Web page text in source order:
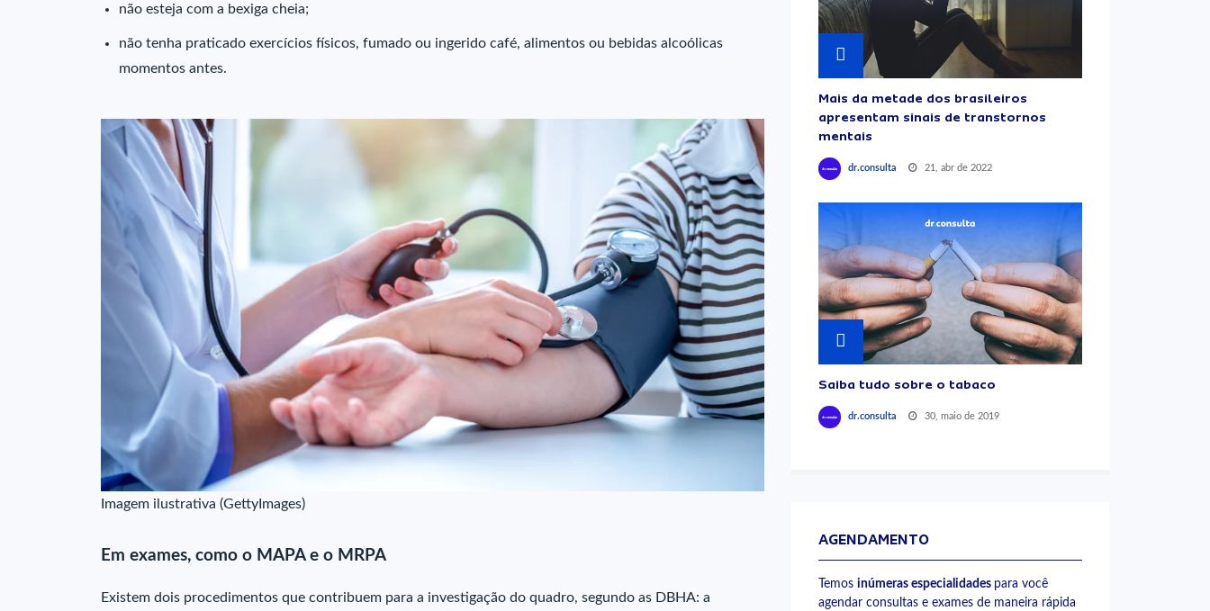
não esteja com a bexiga cheia;
não tenha praticado exercícios físicos, fumado ou ingerido café, alimentos ou bebidas alcoólicas
momentos antes.
Imagem ilustrativa (GettyImages)
Em exames, como o MAPA e o MRPA
Existem dois procedimentos que contribuem para a investigação do quadro, segundo as DBHA: a
Mais da metade dos brasileiros
apresentam sinais de transtornos
mentais
dr.consulta 21, abr de 2022
Saiba tudo sobre o tabaco
dr.consulta 30, maio de 2019
AGENDAMENTO
Temos inúmeras especialidades para você
agendar consultas e exames de maneira rápida